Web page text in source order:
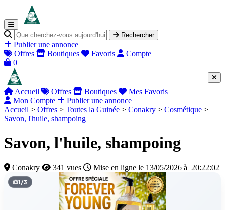
Rechercher
Publier une annonce
Offres
Boutiques Favoris
Compte
0
Accueil Offres Boutiques
Mes Favoris
Mon Compte
Publier une annonce
Accueil > Offres > Toutes la Guinée > Conakry > Cosmétique >
Savon, l'huile, shampoing
Savon, l'huile, shampoing
Conakry 341 vues Mise en ligne le 13/05/2026 à 20:22:02
1/3